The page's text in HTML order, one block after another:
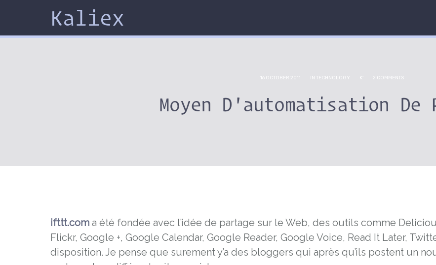
Kaliex
16 OCTOBER 2011 IN TECHNOLOGY K' 2 COMMENTS
Moyen D'automatisation De
ifttt.com a été fondée avec l’idée de partage sur le Web, des outils comme
Flickr, Google +, Google Calendar, Google Reader, Google Voice, Read It Later,
disposition. Je pense que surement y’a des bloggers qui après qu’ils postent un